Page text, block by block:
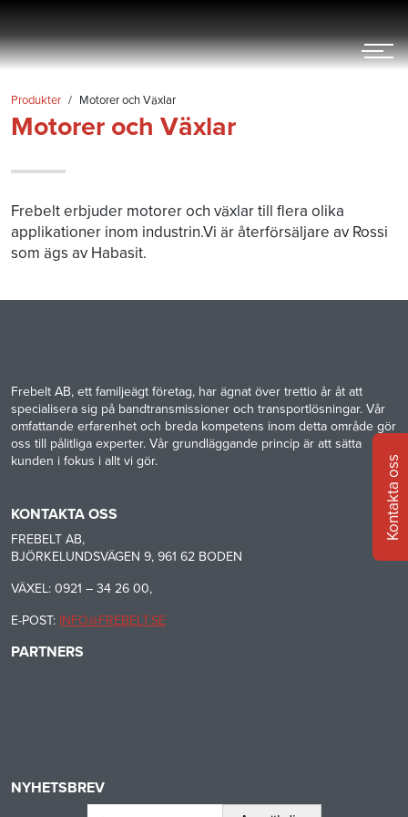
innehållet
Kontakta oss
Produkter / Motorer och Växlar
Motorer och Växlar
Frebelt erbjuder motorer och växlar till flera olika
applikationer inom industrin.Vi är återförsäljare av Rossi
som ägs av Habasit.
Frebelt AB, ett familjeägt företag, har ägnat över trettio år åt att
specialisera sig på bandtransmissioner och transportlösningar. Vår
omfattande erfarenhet och breda kompetens inom detta område gör
oss till pålitliga experter. Vår grundläggande princip är att sätta
kunden i fokus i allt vi gör.
KONTAKTA OSS
FREBELT AB,
BJÖRKELUNDSVÄGEN 9, 961 62 BODEN
VÄXEL: 0921 – 34 26 00,
E-POST: INFO@FREBELT.SE
PARTNERS
NYHETSBREV